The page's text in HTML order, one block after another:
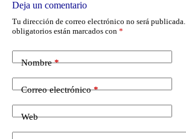
Deja un comentario
Tu dirección de correo electrónico no será publicada.
obligatorios están marcados con *
Nombre*
Correo electrónico*
Web